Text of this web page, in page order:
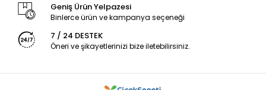
Geniş Ürün Yelpazesi
Binlerce ürün ve kampanya seçeneği
7 / 24 DESTEK
Öneri ve şikayetlerinizi bize iletebilirsiniz.